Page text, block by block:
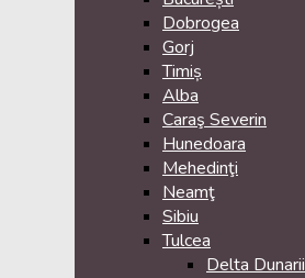
Dobrogea
Gorj
Timiș
Alba
Caraş Severin
Hunedoara
Mehedinţi
Neamţ
Sibiu
Tulcea
Delta Dunarii